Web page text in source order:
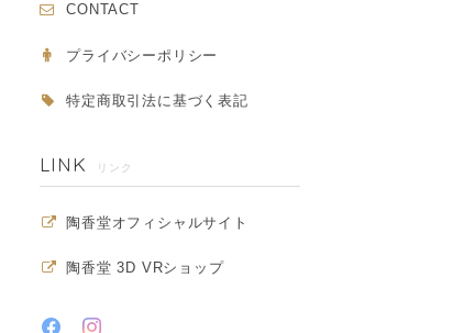
CONTACT
プライバシーポリシー
特定商取引法に基づく表記
LINK リンク
陶香堂オフィシャルサイト
陶香堂 3D VRショップ